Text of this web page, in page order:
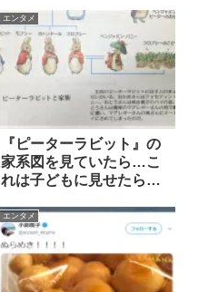
エンタメ
『ピーターラビット』の
家系図を見ていたら…こ
れは子どもに見せたらア
エンタメ